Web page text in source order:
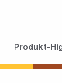
Produkt-